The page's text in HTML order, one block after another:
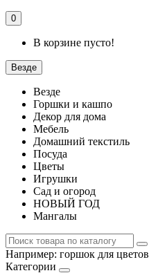
0
В корзине пусто!
Везде
Везде
Горшки и кашпо
Декор для дома
Мебель
Домашний текстиль
Посуда
Цветы
Игрушки
Сад и огород
НОВЫЙ ГОД
Мангалы
Например: горшок для цветов
Категории